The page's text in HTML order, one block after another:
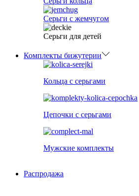
Серьги с жемчугом
Серьги для детей
Комплекты бижутерии
Кольца с серьгами
Цепочки с серьгами
Мужские комплекты
Распродажа